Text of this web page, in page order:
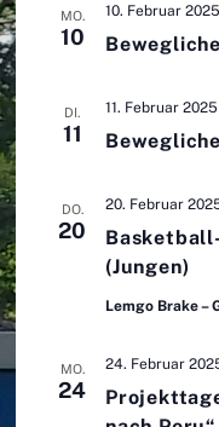
MO.
10
10. Februar 2025
DI.
11
11. Februar 2025
DO.
20
(Jungen)
20. Februar
Lemgo Brake –
MO.
24
24. Februar